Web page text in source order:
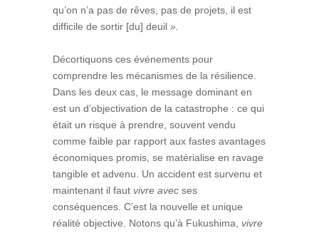
qu’on n’a pas de rêves, pas de projets, il est
difficile de sortir [du] deuil ».
Décortiquons ces événements pour
comprendre les mécanismes de la résilience.
Dans les deux cas, le message dominant en
est un d’objectivation de la catastrophe : ce qui
était un risque à prendre, souvent vendu
comme faible par rapport aux fastes avantages
économiques promis, se matérialise en ravage
tangible et advenu. Un accident est survenu et
maintenant il faut vivre avec ses
conséquences. C’est la nouvelle et unique
réalité objective. Notons qu’à Fukushima, vivre